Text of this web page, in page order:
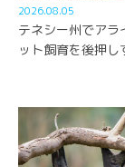
2026.08.05
テネシー州でアラ
ット飼育を後押し